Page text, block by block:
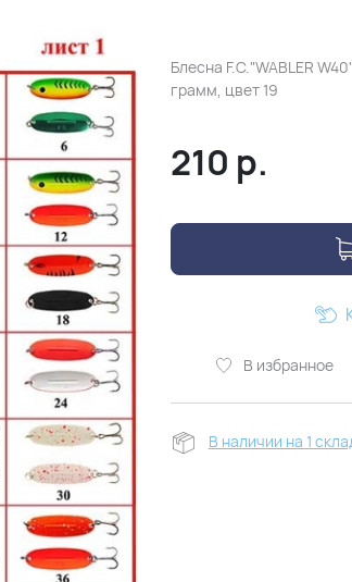
Блесна F.C."WABLER
грамм, цвет 19
210 р.
В избранное
В наличии на 1